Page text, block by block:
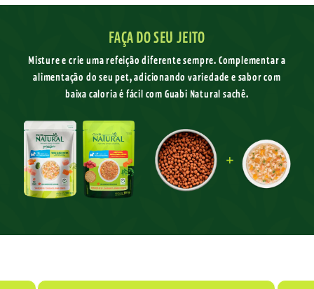
FAÇA DO SEU JEITO
Misture e crie uma refeição diferente sempre. Complementar a
alimentação do seu pet, adicionando variedade e sabor com
baixa caloria é fácil com Guabi Natural sachê.